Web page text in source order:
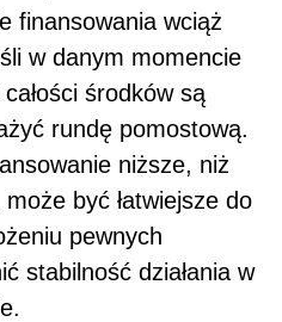
finansowania wciąż
w danym momencie
środków są
rundę pomostową.
niższe, niż
być łatwiejsze do
pewnych
stabilność działania w